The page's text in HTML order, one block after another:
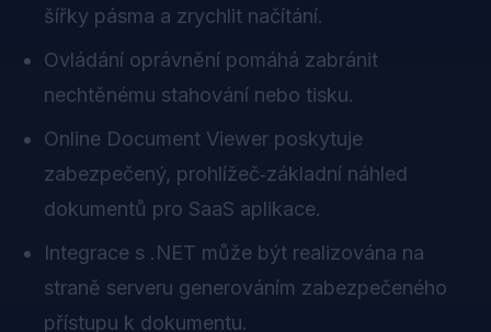
šířky pásma a zrychlit načítání.
Ovládání oprávnění pomáhá zabránit
nechtěnému stahování nebo tisku.
Online Document Viewer poskytuje
zabezpečený, prohlížeč‑základní náhled
dokumentů pro SaaS aplikace.
Integrace s .NET může být realizována na
straně serveru generováním zabezpečeného
přístupu k dokumentu.